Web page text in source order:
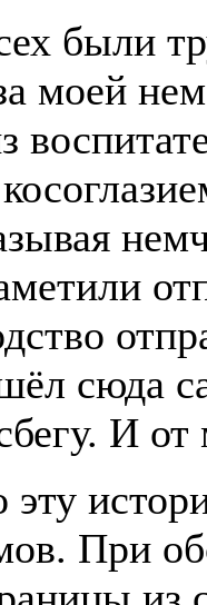
были
моей
сюда
И от
При